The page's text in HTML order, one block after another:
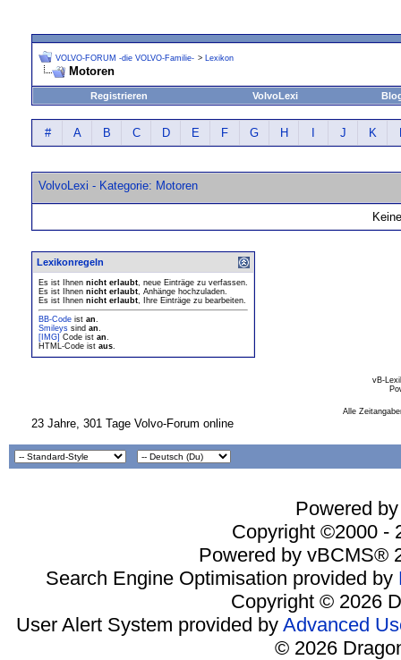
VOLVO-FORUM -die VOLVO-Familie- > Lexikon
Motoren
Registrieren VolvoLexi
# A B C D E F G H J K
VolvoLexi - Kategorie: Motoren
Lexikonregeln
Es ist Ihnen nicht erlaubt, neue Einträge zu verfassen.
Es ist Ihnen nicht erlaubt, Anhänge hochzuladen.
Es ist Ihnen nicht erlaubt, Ihre Einträge zu bearbeiten.
BB-Code ist an.
Smileys sind an.
[IMG] Code ist an.
HTML-Code ist aus.
vB-
Alle
23 Jahre, 301 Tage Volvo-Forum online
Powered
Copyright ©2000 -
Powered by vBCMS®
Search Engine Optimisation provided by
Copyright © 2026
User Alert System provided by Advanced
© 2026